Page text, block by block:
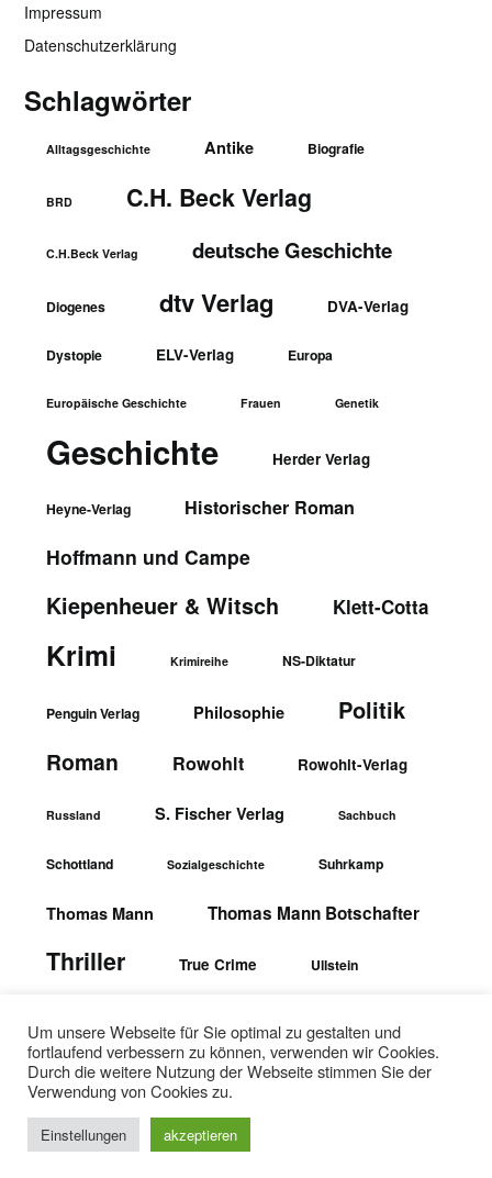
Impressum
Datenschutzerklärung
Schlagwörter
Alltagsgeschichte Antike Biografie
BRD C.H. Beck Verlag
C.H.Beck Verlag deutsche Geschichte
Diogenes dtv Verlag DVA-Verlag
Dystopie ELV-Verlag Europa
Europäische Geschichte Frauen Genetik
Geschichte Herder Verlag
Heyne-Verlag Historischer Roman
Hoffmann und Campe
Kiepenheuer & Witsch Klett-Cotta
Krimi Krimireihe NS-Diktatur
Penguin Verlag Philosophie Politik
Roman Rowohlt Rowohlt-Verlag
Russland S. Fischer Verlag Sachbuch
Schottland Sozialgeschichte Suhrkamp
Thomas Mann Thomas Mann Botschafter
Thriller True Crime Ullstein
©2026 Textopfer| WordPress Theme by
Um unsere Webseite für Sie optimal zu gestalten und
fortlaufend verbessern zu können, verwenden wir Cookies.
Durch die weitere Nutzung der Webseite stimmen Sie der
Verwendung von Cookies zu.
Einstellungen akzeptieren